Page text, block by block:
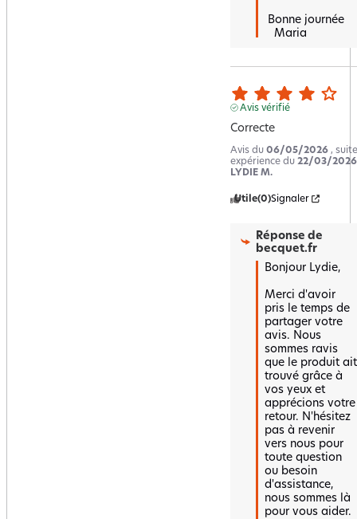
   Maria
Avis vérifié
Correcte
Avis du 06/05/2026 ,
expérience du 22/03/2026
LYDIE M.
Utile(0)Signaler
Réponse de
becquet.fr
Bonjour Lydie,
Merci d'avoir
pris le temps de
partager votre
avis. Nous
sommes ravis
que le produit ait
trouvé grâce à
vos yeux et
apprécions votre
retour. N'hésitez
pas à revenir
vers nous pour
toute question
ou besoin
d'assistance,
nous sommes là
pour vous aider.